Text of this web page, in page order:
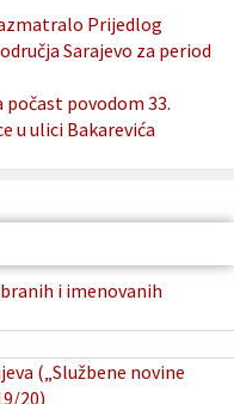
Prijedlog
Sarajevo za period
počast povodom 33.
u ulici Bakarevića
i imenovanih
(„Službene novine
20)